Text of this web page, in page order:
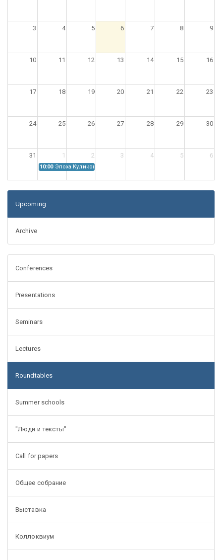
3 4 5 6 7 8 9
10 11 12 13 14 15 16
17 18 19 20 21 22 23
24 25 26 27 28 29 30
31 1 2 3 4 5 6
10:00 Эпоха Куликовской битвы: Проблемы источниковедения
Upcoming
Archive
Conferences
Presentations
Seminars
Lectures
Roundtables
Summer schools
"Люди и тексты"
Call for papers
Общее собрание
Выставка
Коллоквиум